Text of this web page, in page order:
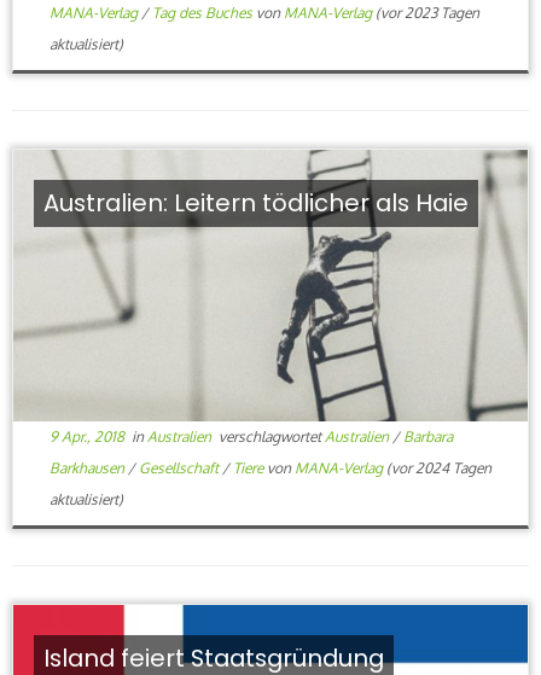
MANA-Verlag / Tag des Buches von MANA-Verlag(vor 2023 Tagen
aktualisiert)
Australien: Leitern tödlicher als Haie
9 Apr., 2018in Australien verschlagwortetAustralien / Barbara
Barkhausen / Gesellschaft/ Tiere von MANA-Verlag(vor 2024 Tagen
aktualisiert)
Island feiert Staatsgründung